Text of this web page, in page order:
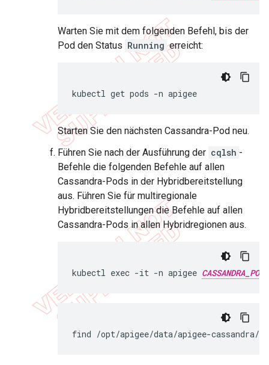
Warten Sie mit dem folgenden Befehl, bis der
Pod den Status Running erreicht:
kubectl get pods -n apigee
Starten Sie den nächsten Cassandra-Pod neu.
Führen Sie nach der Ausführung der cqlsh -
Befehle die folgenden Befehle auf allen
Cassandra-Pods in der Hybridbereitstellung
aus. Führen Sie für multiregionale
Hybridbereitstellungen die Befehle auf allen
Cassandra-Pods in allen Hybridregionen aus.
kubectl exec -it -n apigee
find /opt/apigee/data/apigee-cassandra/